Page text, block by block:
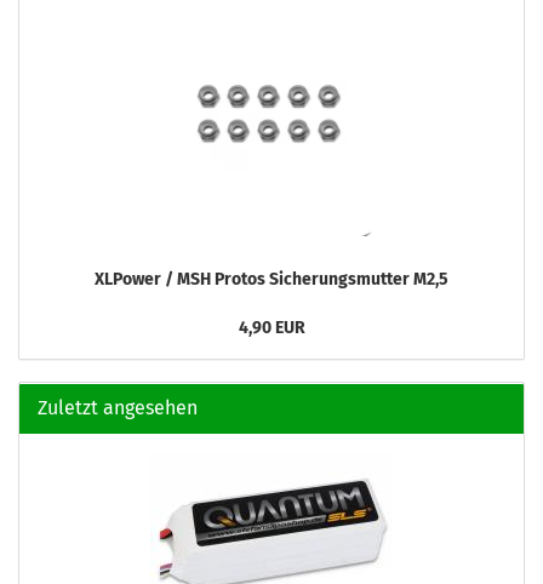
XLPower / MSH Protos Sicherungsmutter M2,5
4,90 EUR
Zuletzt angesehen